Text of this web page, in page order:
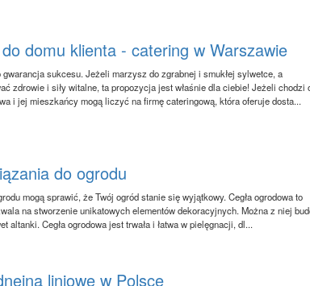
domu klienta - catering w Warszawie
sukcesu. Jeżeli marzysz do zgrabnej i smukłej sylwetce, a
zdrowie i siły witalne, ta propozycja jest właśnie dla ciebie! Jeżeli chodzi
i jej mieszkańcy mogą liczyć na firmę cateringową, która oferuje dosta...
do ogrodu
mogą sprawić, że Twój ogród stanie się wyjątkowy. Cegła ogrodowa to
na stworzenie unikatowych elementów dekoracyjnych. Można z niej
altanki. Cegła ogrodowa jest trwała i łatwa w pielęgnacji, dl...
liniowe w Polsce